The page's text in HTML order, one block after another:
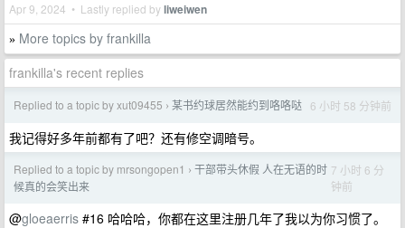
Apr 9, 2024 • Lastly replied byliweiwen
» More topics by frankilla
frankilla's recent replies
Replied to a topic by xut09455 › 某书约球居然能约到咯咯哒 6 小时 58 分钟前
我记得好多年前都有了吧？还有修空调暗号。
Replied to a topic by mrsongopen1 › 干部带头休假 人在无语的时
候真的会笑出来
7 小时 6 分
钟前
@gloeaerris #16 哈哈哈，你都在这里注册几年了我以为你习惯了。